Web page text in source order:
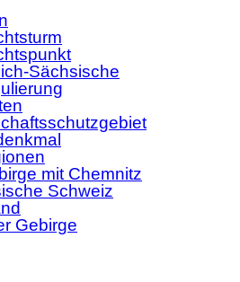
Sächsische
mit Chemnitz
Schweiz
Gebirge